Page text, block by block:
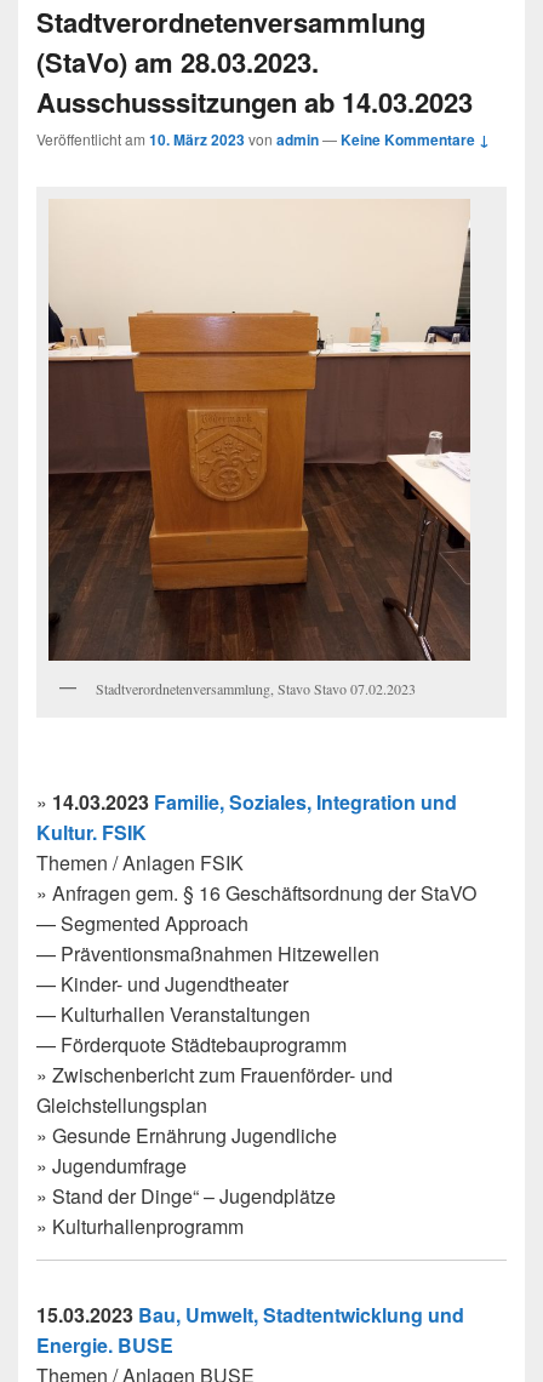
Stadtverordnetenversammlung
(StaVo) am 28.03.2023.
Ausschusssitzungen ab 14.03.2023
Veröffentlicht am 10. März 2023von admin—Keine Kommentare ↓
Stadtverordnetenversammlung, Stavo Stavo 07.02.2023
» 14.03.2023 Familie, Soziales, Integration und
Kultur. FSIK
Themen / Anlagen FSIK
» Anfragen gem. § 16 Geschäftsordnung der StaVO
— Segmented Approach
— Präventionsmaßnahmen Hitzewellen
— Kinder- und Jugendtheater
— Kulturhallen Veranstaltungen
— Förderquote Städtebauprogramm
» Zwischenbericht zum Frauenförder- und
Gleichstellungsplan
» Gesunde Ernährung Jugendliche
» Jugendumfrage
» Stand der Dinge“ – Jugendplätze
» Kulturhallenprogramm
15.03.2023 Bau, Umwelt, Stadtentwicklung und
Energie. BUSE
Themen / Anlagen BUSE